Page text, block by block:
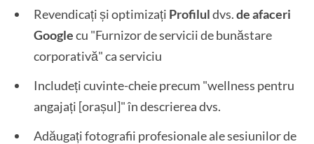
Revendicați și optimizați Profiluldvs.de afaceri
Googlecu "Furnizor de servicii de bunăstare
corporativă" ca serviciu
Includeți cuvinte-cheie precum "wellness pentru
angajați [orașul]" în descrierea dvs.
Adăugați fotografii profesionale ale sesiunilor de